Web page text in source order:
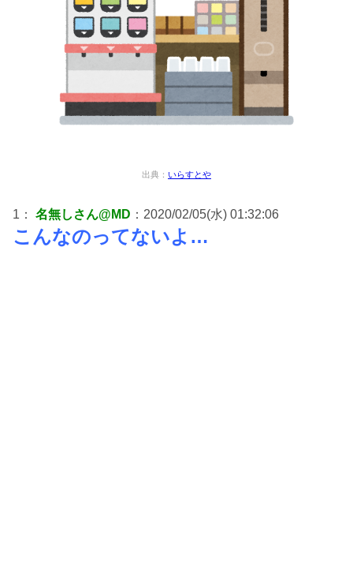
出典： いらすとや
1： 名無しさん@MD ：2020/02/05(水) 01:32:06
こんなのってないよ…